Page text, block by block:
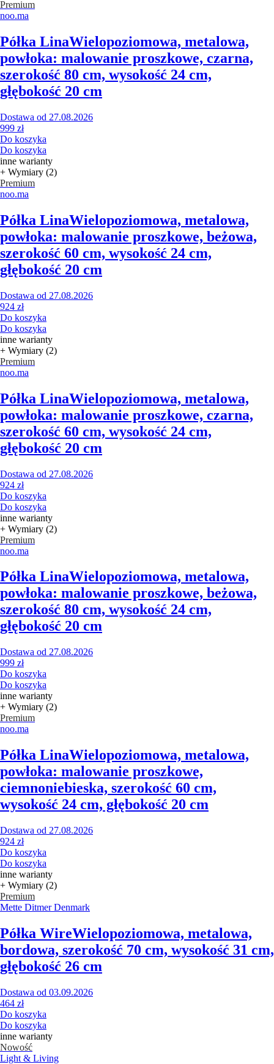
Premium
noo.ma
Półka LinaWielopoziomowa, metalowa,
powłoka: malowanie proszkowe, czarna,
szerokość 80 cm, wysokość 24 cm,
głębokość 20 cm
Dostawa od 27.08.2026
999 zł
Do koszyka
Do koszyka
inne warianty
+ Wymiary (2)
Premium
noo.ma
Półka LinaWielopoziomowa, metalowa,
powłoka: malowanie proszkowe, beżowa,
szerokość 60 cm, wysokość 24 cm,
głębokość 20 cm
Dostawa od 27.08.2026
924 zł
Do koszyka
Do koszyka
inne warianty
+ Wymiary (2)
Premium
noo.ma
Półka LinaWielopoziomowa, metalowa,
powłoka: malowanie proszkowe, czarna,
szerokość 60 cm, wysokość 24 cm,
głębokość 20 cm
Dostawa od 27.08.2026
924 zł
Do koszyka
Do koszyka
inne warianty
+ Wymiary (2)
Premium
noo.ma
Półka LinaWielopoziomowa, metalowa,
powłoka: malowanie proszkowe, beżowa,
szerokość 80 cm, wysokość 24 cm,
głębokość 20 cm
Dostawa od 27.08.2026
999 zł
Do koszyka
Do koszyka
inne warianty
+ Wymiary (2)
Premium
noo.ma
Półka LinaWielopoziomowa, metalowa,
powłoka: malowanie proszkowe,
ciemnoniebieska, szerokość 60 cm,
wysokość 24 cm, głębokość 20 cm
Dostawa od 27.08.2026
924 zł
Do koszyka
Do koszyka
inne warianty
+ Wymiary (2)
Premium
Mette Ditmer Denmark
Półka WireWielopoziomowa, metalowa,
bordowa, szerokość 70 cm, wysokość 31 cm,
głębokość 26 cm
Dostawa od 03.09.2026
464 zł
Do koszyka
Do koszyka
inne warianty
Nowość
Light & Living